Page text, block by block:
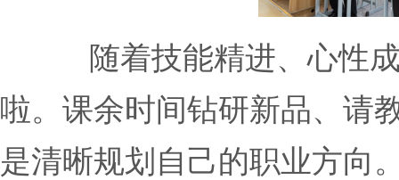
随着技能精进、心性
啦。课余时间钻研新品、请
是清晰规划自己的职业方向